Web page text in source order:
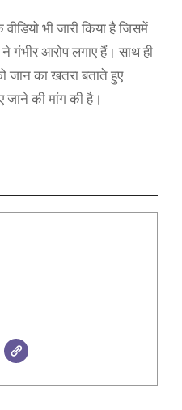
भी जारी किया है जिसमें
गंभीर आरोप लगाए हैं। साथ ही
जान का खतरा बताते हुए
जाने की मांग की है।